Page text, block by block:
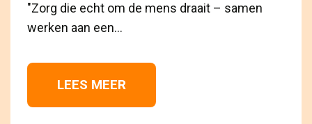
"Zorg die echt om de mens draait – samen
werken aan een...
LEES MEER